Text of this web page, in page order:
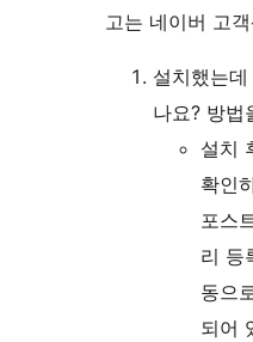
고는 네이버 고
설치했는
나요? 방법
설치
확인
포스
리 등
동으
되어